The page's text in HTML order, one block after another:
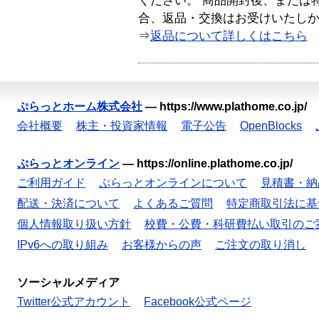
合、返品・交換はお受けいたし
⇒返品について詳しくはこちら
ぷらっとホーム株式会社 — https://www.plathome.co.jp/
会社概要
株主・投資家情報 電子公告 OpenBlocks
ぷらっとオンライン — https://online.plathome.co.jp/
ご利用ガイド
ぷらっとオンラインについて
見積書・
配送・決済について
よくあるご質問
特定商取引法に
個人情報取り扱い方針
校費・公費・科研費払い取引のご
IPv6への取り組み
お客様からの声 ご注文の取り消し
ソーシャルメディア
Twitter公式アカウント
Facebook公式ページ